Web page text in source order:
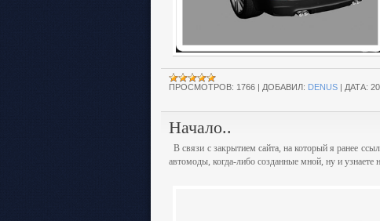
ПРОСМОТРОВ: 1766 | ДОБАВИЛ: DENUS | ДАТА:
Начало..
В связи с закрытием сайта, на который я ранее
автомоды, когда-либо созданные мной, ну и